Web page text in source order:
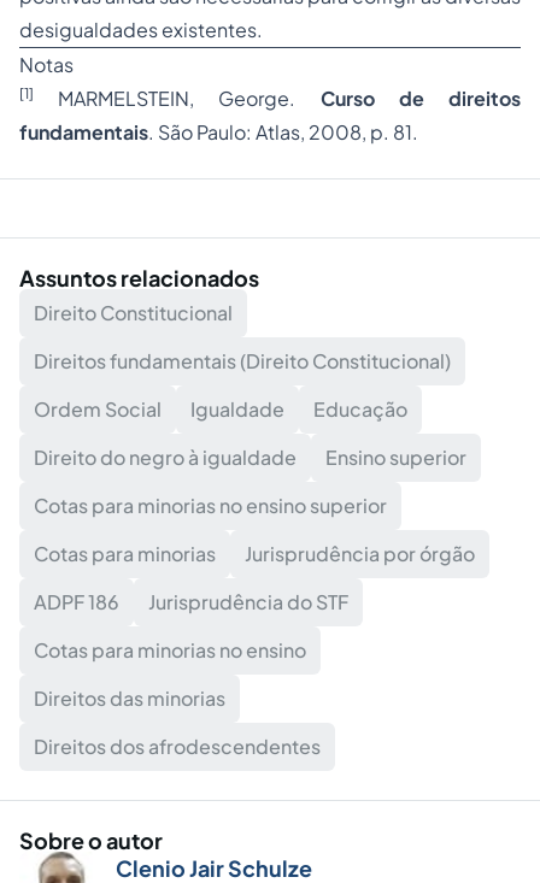
desigualdades existentes.
Notas
[1] MARMELSTEIN, George. Curso de direitos
fundamentais. São Paulo: Atlas, 2008, p. 81.
Assuntos relacionados
Direito Constitucional
Direitos fundamentais (Direito Constitucional)
Ordem Social
Igualdade
Educação
Direito do negro à igualdade
Ensino superior
Cotas para minorias no ensino superior
Cotas para minorias
Jurisprudência por órgão
ADPF 186
Jurisprudência do STF
Cotas para minorias no ensino
Direitos das minorias
Direitos dos afrodescendentes
Sobre o autor
Clenio Jair Schulze